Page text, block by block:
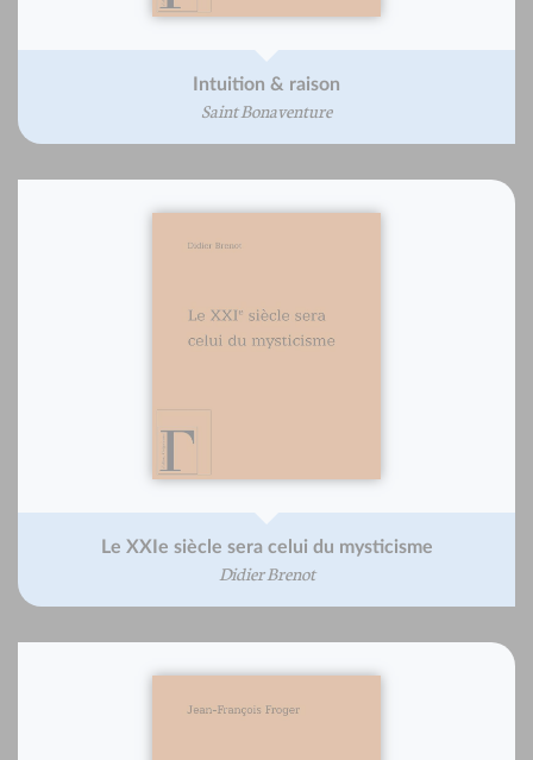
Intuition & raison
Saint Bonaventure
Le XXIe siècle sera celui du mysticisme
Didier Brenot